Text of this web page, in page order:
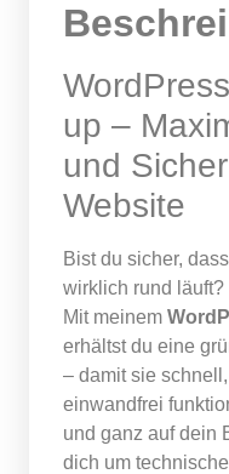
up –
und
Website
Bist du sicher,
wirklich rund läuft?
Mit meinem
erhältst du eine
– damit sie
einwandfrei
und ganz auf dein
dich um